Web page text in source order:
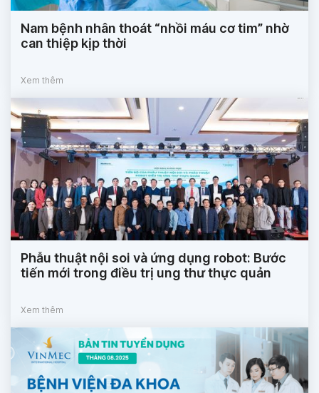
Nam bệnh nhân thoát “nhồi máu cơ tim” nhờ
can thiệp kịp thời
Xem thêm
Phẫu thuật nội soi và ứng dụng robot: Bước
tiến mới trong điều trị ung thư thực quản
Xem thêm